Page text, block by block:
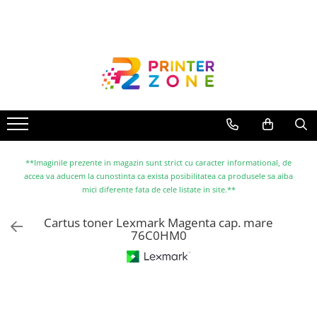
Imprimante cu jet
Multifunctionale laser
Multifunctionale cu jet
Imprimante etichete
Scanere
**Imaginile prezente in magazin sunt strict cu caracter informational, de
accea va aducem la cunostinta ca exista posibilitatea ca produsele sa aiba
mici diferente fata de cele listate in site.**
Cartus toner Lexmark Magenta cap. mare
76C0HM0